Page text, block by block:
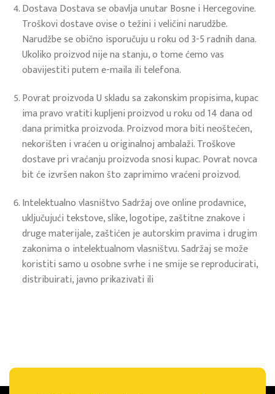
Dostava Dostava se obavlja unutar Bosne i Hercegovine.
Troškovi dostave ovise o težini i veličini narudžbe.
Narudžbe se obično isporučuju u roku od 3-5 radnih dana.
Ukoliko proizvod nije na stanju, o tome ćemo vas
obavijestiti putem e-maila ili telefona.
Povrat proizvoda U skladu sa zakonskim propisima, kupac
ima pravo vratiti kupljeni proizvod u roku od 14 dana od
dana primitka proizvoda. Proizvod mora biti neoštećen,
nekorišten i vraćen u originalnoj ambalaži. Troškove
dostave pri vraćanju proizvoda snosi kupac. Povrat novca
bit će izvršen nakon što zaprimimo vraćeni proizvod.
Intelektualno vlasništvo Sadržaj ove online prodavnice,
uključujući tekstove, slike, logotipe, zaštitne znakove i
druge materijale, zaštićen je autorskim pravima i drugim
zakonima o intelektualnom vlasništvu. Sadržaj se može
koristiti samo u osobne svrhe i ne smije se reproducirati,
distribuirati, javno prikazivati ili